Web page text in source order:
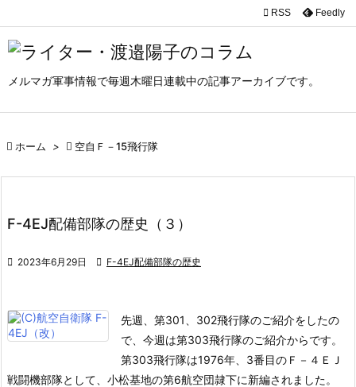
メルマガ軍事情報で毎週木曜日連載中の記事アーカイブです。

 RSS Feedly
 ホーム >  空自Ｆ－15飛行隊
F-4EJ配備部隊の歴史（３）
 2023年6月29日  F-4EJ配備部隊の歴史
先週、第301、302飛行隊のご紹介をしたの
で、今週は第303飛行隊のご紹介からです。
第303飛行隊は1976年、3番目のＦ－４ＥＪ
戦闘機部隊として、小松基地の第6航空団隷下に新編されました。